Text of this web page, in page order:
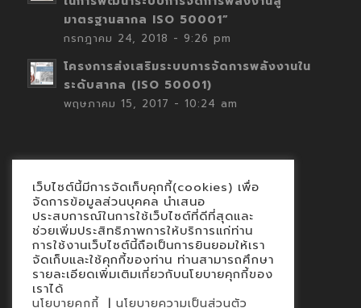
มาตรฐานสากล ISO 50001”
กรกฎาคม 24, 2018 - 9:26 pm
โครงการส่งเสริมระบบการจัดการพลังงานใน
ระดับสากล (ISO 50001)
พฤษภาคม 15, 2017 - 10:24 am
Contact
นโยบายคุกกี้
นโยบายข้อมูลส่วนบุคคล
เว็บไซต์นี้มีการจัดเก็บคุกกี้(cookies) เพื่อ
จัดการข้อมูลส่วนบุคคล นำเสนอ
ประสบการณ์ในการใช้เว็บไซต์ที่ดีที่สุดและ
ช่วยเพิ่มประสิทธิภาพการให้บริการแก่ท่าน
การใช้งานเว็บไซต์นี้ถือเป็นการยินยอมให้เรา
จัดเก็บและใช้คุกกี้ของท่าน ท่านสามารถศึกษา
รายละเอียดเพิ่มเติมเกี่ยวกับนโยบายคุกกี้ของ
เราได้
นโยบายคุกกี้ | นโยบายความเป็นส่วนตัว